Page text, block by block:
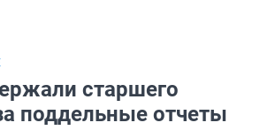
старшего
поддельные отчеты